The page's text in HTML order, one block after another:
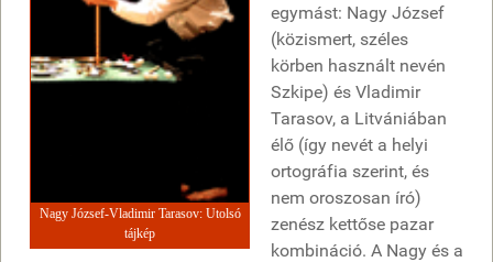
Nagy József-Vladimir Tarasov: Utolsó
tájkép
egymást: Nagy József
(közismert, széles
körben használt nevén
Szkipe) és Vladimir
Tarasov, a Litvániában
élő (így nevét a helyi
ortográfia szerint, és
nem oroszosan író)
zenész kettőse pazar
kombináció. A Nagy és a